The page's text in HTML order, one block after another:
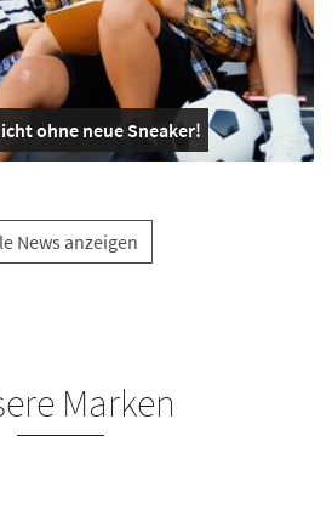
ohne neue Sneaker!
News anzeigen
Marken